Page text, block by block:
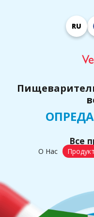
RU
Все
О Нас